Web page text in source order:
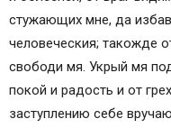
стужающих мне, да
человеческия; такожде
свободи мя. Укрый мя
покой и радость и от
заступлению себе